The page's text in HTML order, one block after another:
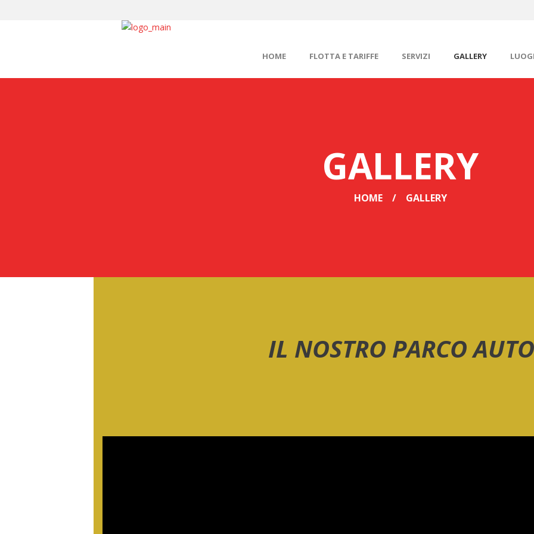
HOME FLOTTA E TARIFFE SERVIZI GALLERY
GALLERY
HOME GALLERY
IL NOSTRO PARCO AUTO